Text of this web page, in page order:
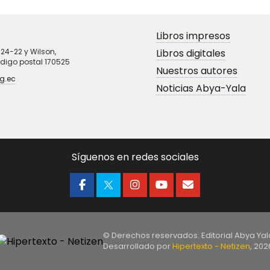
22 y Wilson,
postal 170525
Libros impresos
Libros digitales
Nuestros autores
Noticias Abya-Yala
Síguenos en redes sociales
© Derechos reservados. Editorial Abya
Desarrollado porHipertexto - Netizen,